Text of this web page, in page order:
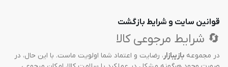
قوانین سایت و شرایط بازگشت
🔄 شرایط مرجوعی کالا
در مجموعه بازیبازار